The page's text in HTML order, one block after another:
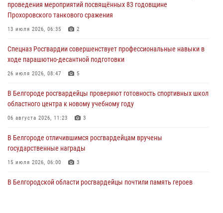
Росгвардейцы приняли участие в акции «Волна памяти»,
посвящённой 83‑й годовщине освобождения Белгорода от немецко
‑фашистских захватчиков
Росгвардия призывает белгородских владельцев оружия не
затягивать с перерегистрацией
Росгвардейцы спасли раненого при атаке FPV-дрона ВСУ жителя
белгородского приграничья
проведения мероприятий посвящённых 83 годовщине
Прохоровского танкового сражения
13 июля 2026, 06:35 2
Спецназ Росгвардии совершенствует профессиональные навыки в
ходе парашютно-десантной подготовки
26 июля 2026, 08:47 5
В Белгороде росгвардейцы проверяют готовность спортивных школ
областного центра к новому учебному году
06 августа 2026, 11:23 3
В Белгороде отличившимся росгвардейцам вручены
государственные награды
15 июля 2026, 06:00 3
В Белгородской области росгвардейцы почтили память героев